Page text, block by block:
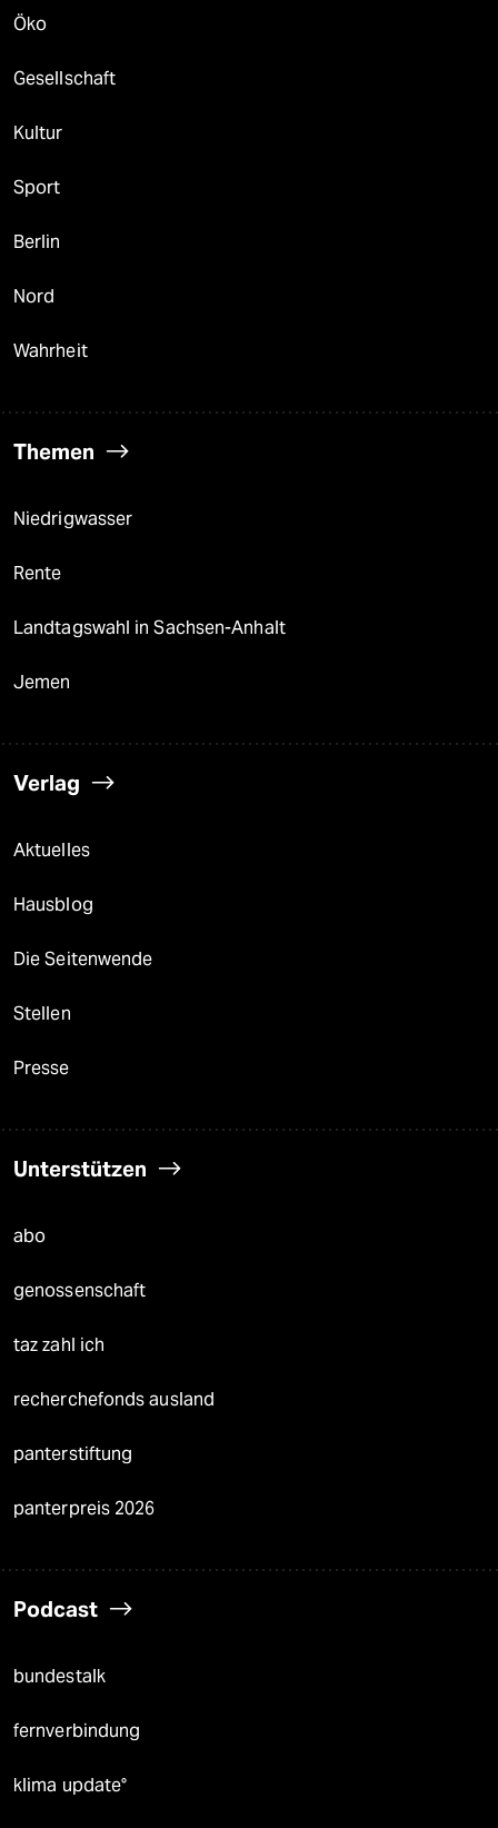
Öko
Gesellschaft
Kultur
Sport
Berlin
Nord
Wahrheit
Themen
Niedrigwasser
Rente
Landtagswahl in Sachsen-Anhalt
Jemen
Verlag
Aktuelles
Hausblog
Die Seitenwende
Stellen
Presse
Unterstützen
abo
genossenschaft
taz zahl ich
recherchefonds ausland
panterstiftung
panterpreis 2026
Podcast
bundestalk
fernverbindung
klima update°